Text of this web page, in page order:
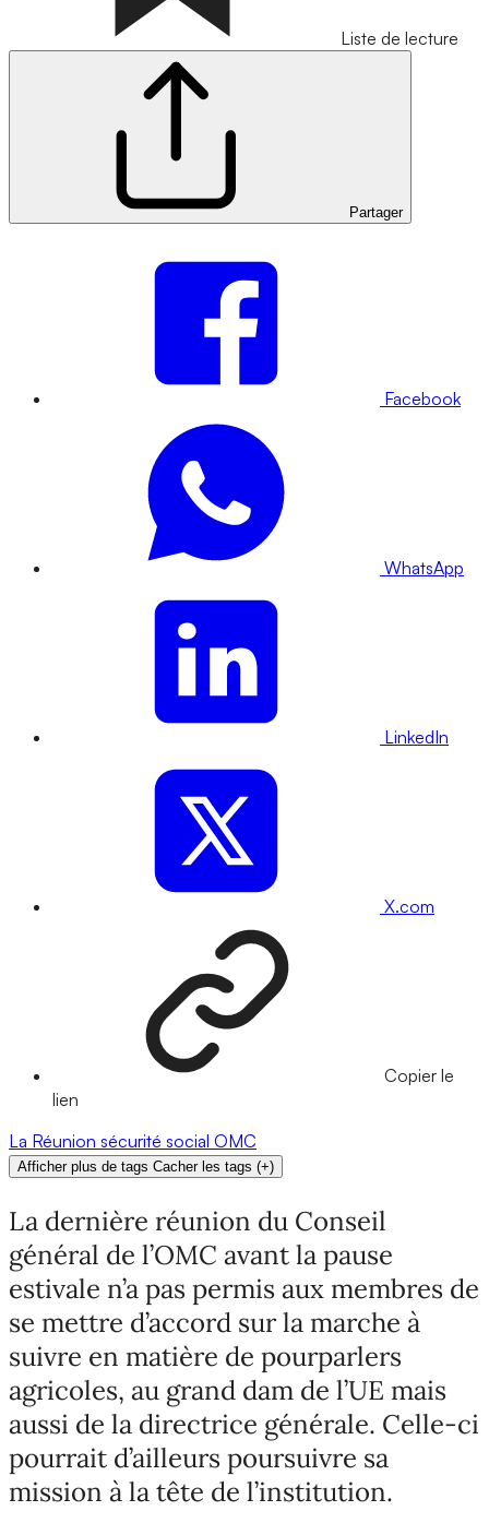
Liste de lecture
Partager
Facebook
WhatsApp
LinkedIn
X.com
Copier le
lien
La Réunion sécurité social OMC
Afficher plus de tags Cacher les tags (+)
La dernière réunion du Conseil
général de l’OMC avant la pause
estivale n’a pas permis aux membres de
se mettre d’accord sur la marche à
suivre en matière de pourparlers
agricoles, au grand dam de l’UE mais
aussi de la directrice générale. Celle-ci
pourrait d’ailleurs poursuivre sa
mission à la tête de l’institution.